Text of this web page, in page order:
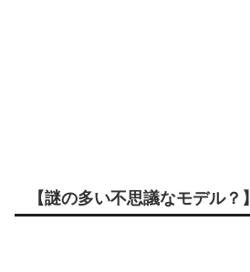
【謎の多い不思議なモデル？】